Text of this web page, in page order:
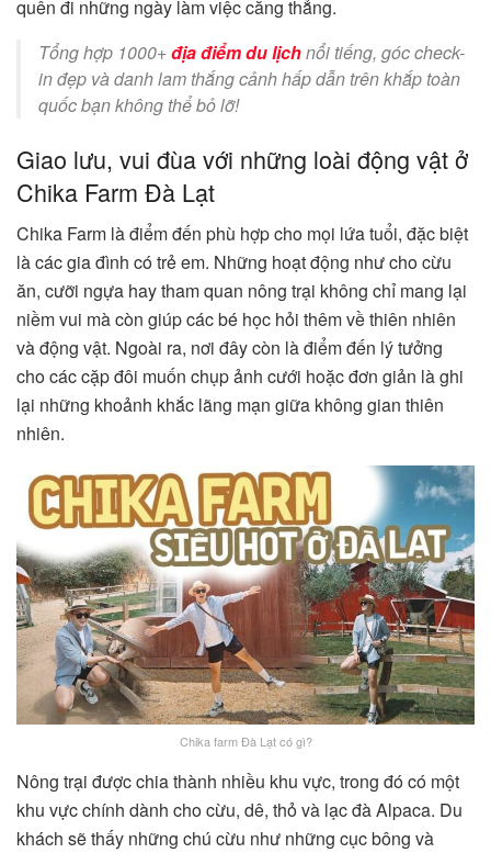
quên đi những ngày làm việc căng thẳng.
Tổng hợp 1000+địa điểm du lịchnổi tiếng, góc check-
in đẹp và danh lam thắng cảnh hấp dẫn trên khắp toàn
quốc bạn không thể bỏ lỡ!
Giao lưu, vui đùa với những loài động vật ở
Chika Farm Đà Lạt
Chika Farm là điểm đến phù hợp cho mọi lứa tuổi, đặc biệt
là các gia đình có trẻ em. Những hoạt động như cho cừu
ăn, cưỡi ngựa hay tham quan nông trại không chỉ mang lại
niềm vui mà còn giúp các bé học hỏi thêm về thiên nhiên
và động vật. Ngoài ra, nơi đây còn là điểm đến lý tưởng
cho các cặp đôi muốn chụp ảnh cưới hoặc đơn giản là ghi
lại những khoảnh khắc lãng mạn giữa không gian thiên
nhiên.
Chika farm Đà Lạt có gì?
Nông trại được chia thành nhiều khu vực, trong đó có một
khu vực chính dành cho cừu, dê, thỏ và lạc đà Alpaca. Du
khách sẽ thấy những chú cừu như những cục bông và